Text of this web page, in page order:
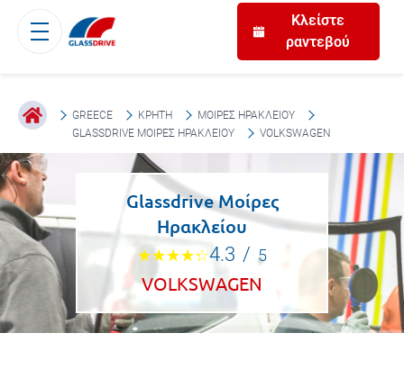
Κλείστε
ραντεβού
GREECE ΚΡΉΤΗ
ΜΟΊΡΕΣ ΗΡΑΚΛΕΊΟΥ
GLASSDRIVE ΜΟΊΡΕΣ ΗΡΑΚΛΕΊΟΥ
VOLKSWAGEN
Glassdrive Μοίρες
Ηρακλείου
4.3 / 5
VOLKSWAGEN